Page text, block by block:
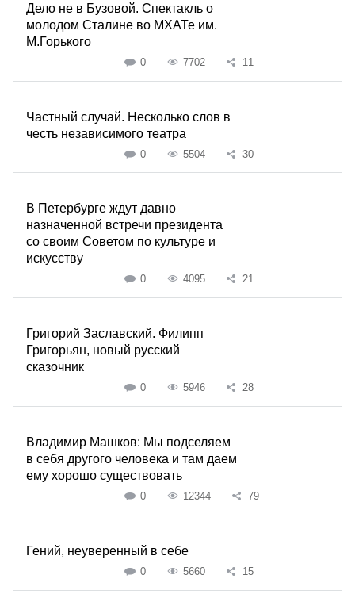
Дело не в Бузовой. Спектакль о
молодом Сталине во МХАТе им.
М.Горького
0 7702 11
Частный случай. Несколько слов в
честь независимого театра
0 5504 30
В Петербурге ждут давно
назначенной встречи президента
со своим Советом по культуре и
искусству
0 4095 21
Григорий Заславский. Филипп
Григорьян, новый русский
сказочник
0 5946 28
Владимир Машков: Мы подселяем
в себя другого человека и там даем
ему хорошо существовать
0 12344 79
Гений, неуверенный в себе
0 5660 15